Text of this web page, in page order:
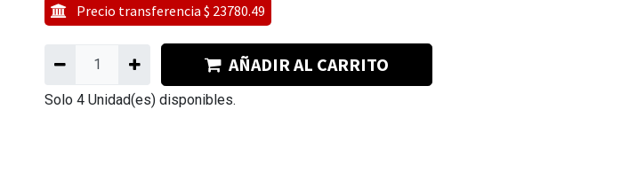
Precio transferencia $ 23780.49
AÑADIR AL CARRITO
Solo 4 Unidad(es) disponibles.